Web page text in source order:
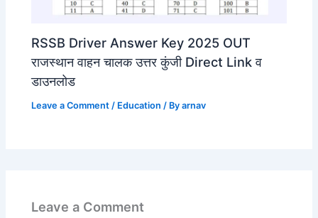
RSSB Driver Answer Key 2025 OUT
राजस्थान वाहन चालक उत्तर कुंजी Direct Link व
डाउनलोड
Leave a Comment / Education / Byarnav
Leave a Comment